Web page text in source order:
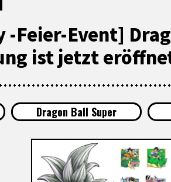
-Feier-Event]
ist jetzt
Dragon Ball Super